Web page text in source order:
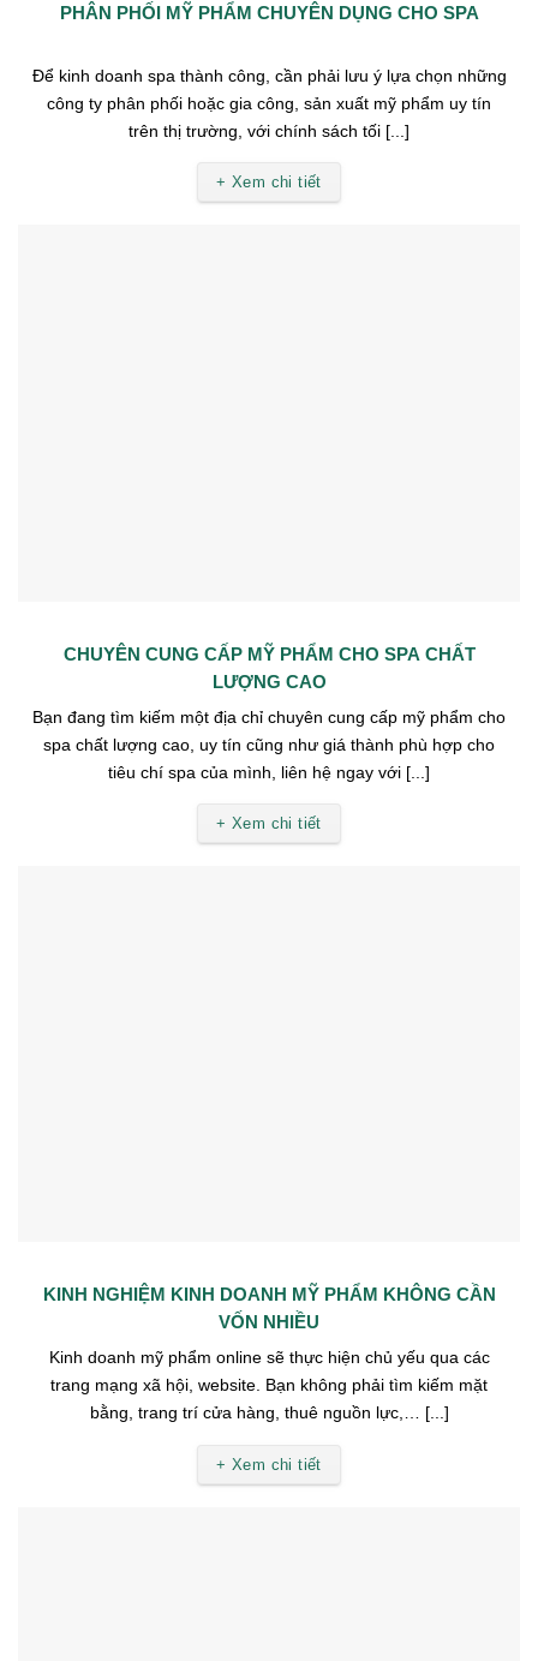
PHÂN PHỐI MỸ PHẨM CHUYÊN DỤNG CHO SPA
Để kinh doanh spa thành công, cần phải lưu ý lựa chọn những
công ty phân phối hoặc gia công, sản xuất mỹ phẩm uy tín
trên thị trường, với chính sách tối [...]
+ Xem chi tiết
CHUYÊN CUNG CẤP MỸ PHẨM CHO SPA CHẤT
LƯỢNG CAO
Bạn đang tìm kiếm một địa chỉ chuyên cung cấp mỹ phẩm cho
spa chất lượng cao, uy tín cũng như giá thành phù hợp cho
tiêu chí spa của mình, liên hệ ngay với [...]
+ Xem chi tiết
KINH NGHIỆM KINH DOANH MỸ PHẨM KHÔNG CẦN
VỐN NHIỀU
Kinh doanh mỹ phẩm online sẽ thực hiện chủ yếu qua các
trang mạng xã hội, website. Bạn không phải tìm kiếm mặt
bằng, trang trí cửa hàng, thuê nguồn lực,… [...]
+ Xem chi tiết